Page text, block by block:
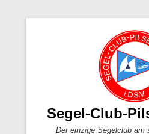
Segel-Club-
Der einzige Segelclub am